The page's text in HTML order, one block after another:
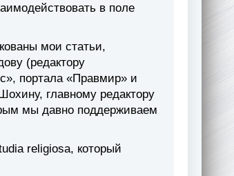
в поле
мои статьи,
(редактору
портала «Правмир» и
главному редактору
мы давно поддерживаем
religiosa, который